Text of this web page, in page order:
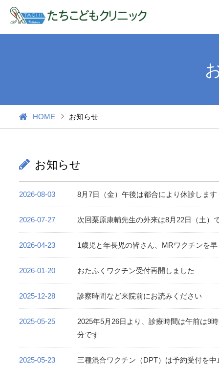
HOME お知らせ
お知らせ
2026-08-03 8月7日（金）午後は都合により休診します
2026-07-27 次回栗原康輔先生の外来は8月22日（土）
2026-04-23 1歳児と年長児の皆さん、MRワクチンを
2026-01-20 おたふくワクチン受付再開しました
2025-12-28 診察時間など来院前にお読みください
2025-05-25
2025年5月26日より、診療時間は午前は9
分です
2025-05-23 三種混合ワクチン（DPT）は予約受付を